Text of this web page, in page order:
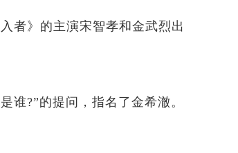
者》的主演宋智孝和金武烈出
谁?”的提问，指名了金希澈。